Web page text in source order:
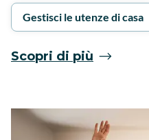
Gestisci le utenze di casa
Scopri di più